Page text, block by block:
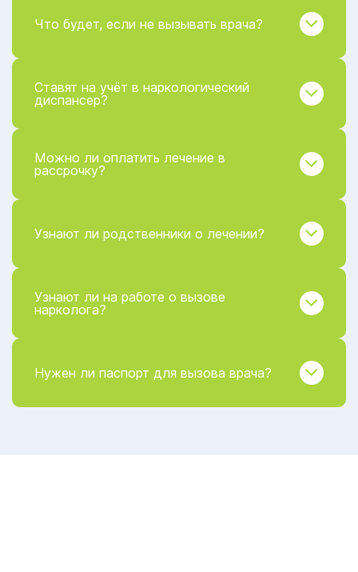
Что будет, если не вызывать врача?
Ставят на учёт в наркологический
диспансер?
Можно ли оплатить лечение в
рассрочку?
Узнают ли родственники о лечении?
Узнают ли на работе о вызове
нарколога?
Нужен ли паспорт для вызова врача?